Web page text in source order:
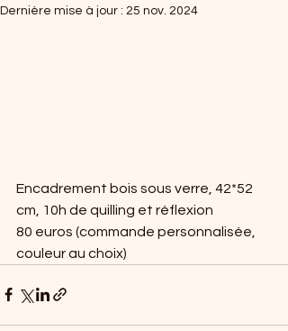
Dernière mise à jour : 25 nov. 2024
Encadrement bois sous verre, 42*52
cm, 10h de quilling et réflexion
80 euros (commande personnalisée,
couleur au choix)